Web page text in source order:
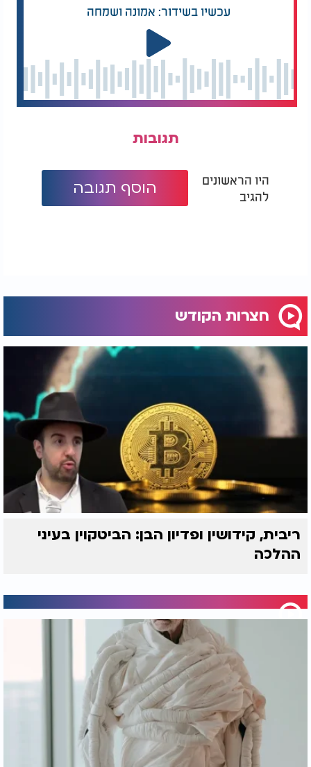
עכשיו בשידור: אמונה ושמחה
תגובות
היו הראשונים
להגיב
הוסף תגובה
חצרות הקודש
ריבית, קידושין ופדיון הבן: הביטקוין בעיני
ההלכה